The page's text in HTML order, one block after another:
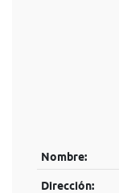
Nombre:
Dirección: